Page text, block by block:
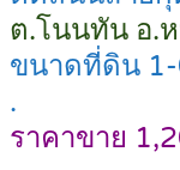
ต.โนนทัน อ.
ขนาดที่ดิน 1-
.
ราคาขาย